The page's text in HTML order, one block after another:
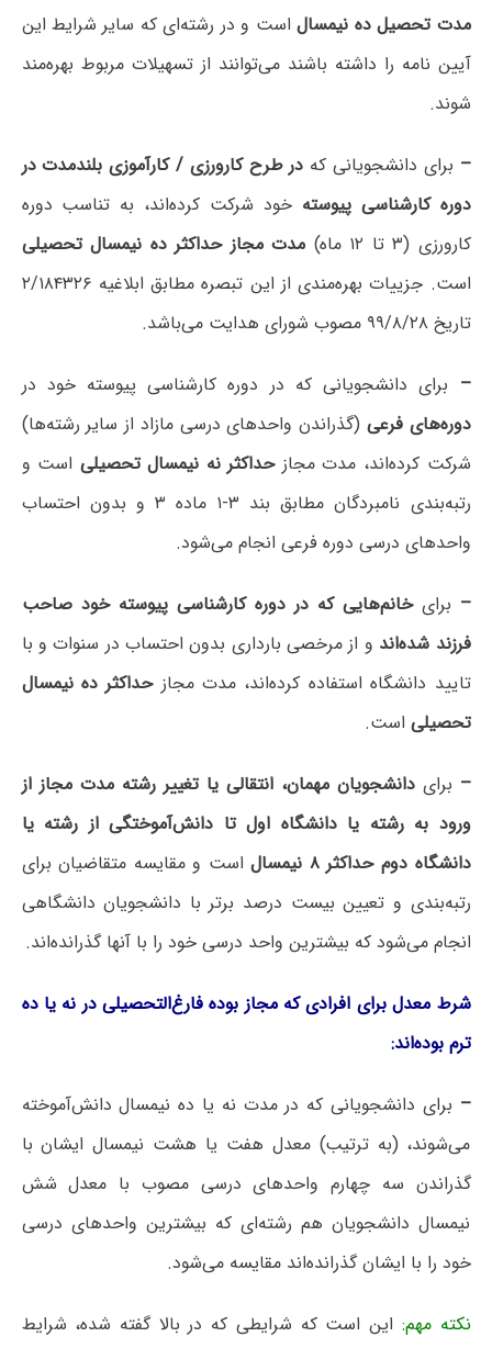
مدت تحصیل ده نیمسالاست و در رشته‌ای که سایر شرایط این
آیین نامه را داشته باشند می‌توانند از تسهیلات مربوط بهره‌مند
شوند.
– برای دانشجویانی که در طرح کارورزی / کارآموزی بلندمدت در
دوره کارشناسی پیوسته خود شرکت کرده‌اند، به تناسب دوره
کارورزی (۳ تا ۱۲ ماه)
مدت مجاز حداکثر ده نیمسال تحصیلی
است. جزییات بهره‌مندی از این تبصره مطابق ابلاغیه ۲/۱۸۴۳۲۶
تاریخ ۹۹/۸/۲۸ مصوب شورای هدایت می‌باشد.
– برای دانشجویانی که در دوره کارشناسی پیوسته خود در
دوره‌های فرعی (گذراندن واحدهای درسی مازاد از سایر رشته‌ها)
شرکت کرده‌اند، مدت مجازحداکثر نه نیمسال تحصیلی است و
رتبه‌بندی نامبردگان مطابق بند ۳-۱ ماده ۳ و بدون احتساب
واحدهای درسی دوره فرعی انجام می‌شود.
– برایخانم‌هایی که در دوره کارشناسی پیوسته خود صاحب
فرزند شده‌اند و از مرخصی بارداری بدون احتساب در سنوات و با
تایید دانشگاه استفاده کرده‌اند، مدت مجازحداکثر ده نیمسال
تحصیلی است.
– برایدانشجویان مهمان، انتقالی یا تغییر رشته مدت مجاز از
ورود به رشته یا دانشگاه اول تا دانش‌آموختگی از رشته یا
دانشگاه دوم حداکثر ۸ نیمسال
است و مقایسه متقاضیان برای
رتبه‌بندی و تعیین بیست درصد برتر با دانشجویان دانشگاهی
انجام می‌شود که بیشترین واحد درسی خود را با آنها گذرانده‌اند.
شرط معدل برای افرادی که مجاز بوده فارغ‌التحصیلی در نه یا ده
ترم بوده‌اند:
– برای دانشجویانی که در مدت نه یا ده نیمسال دانش‌آموخته
می‌شوند، (به ترتیب) معدل هفت یا هشت نیمسال ایشان با
گذراندن سه چهارم واحدهای درسی مصوب با معدل شش
نیمسال دانشجویان هم رشته‌ای که بیشترین واحدهای درسی
خود را با ایشان گذرانده‌اند مقایسه می‌شود.
نکته مهم: این است که شرایطی که در بالا گفته شده، شرایط